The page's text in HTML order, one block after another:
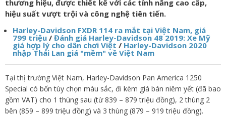
thương hiệu, được thiết kế với các tính năng cao cấp,
hiệu suất vượt trội và công nghệ tiên tiến.
Harley-Davidson FXDR 114 ra mắt tại Việt Nam, giá
799 triệu / Đánh giá Harley-Davidson 48 2019: Xe Mỹ
giá hợp lý cho dân chơi Việt / Harley-Davidson 2020
nhập Thái Lan giá "mềm" về Việt Nam
Tại thị trường Việt Nam, Harley-Davidson Pan America 1250
Special có bốn tùy chọn màu sắc, đi kèm giá bán niêm yết (đã bao
gồm VAT) cho 1 thùng sau (từ 839 – 879 triệu đồng), 2 thùng 2
bên (859 – 899 triệu đồng) và 3 thùng (879 – 919 triệu đồng).